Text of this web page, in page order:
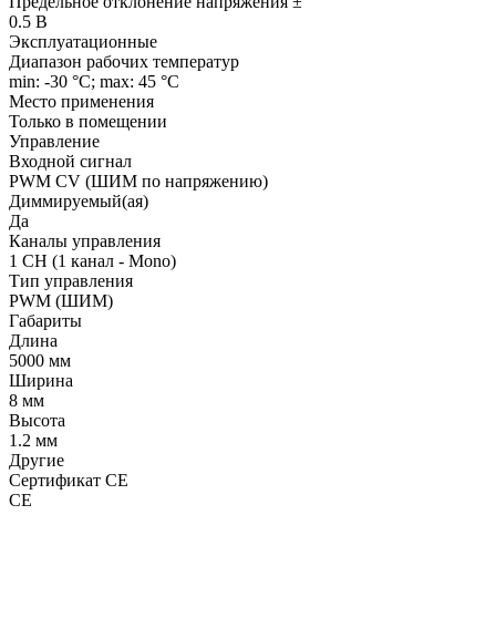
0.5 В
Эксплуатационные
Диапазон рабочих температур
min: -30 °C; max: 45 °C
Место применения
Только в помещении
Управление
Входной сигнал
PWM СV (ШИМ по напряжению)
Диммируемый(ая)
Да
Каналы управления
1 CH (1 канал - Mono)
Тип управления
PWM (ШИМ)
Габариты
Длина
5000 мм
Ширина
8 мм
Высота
1.2 мм
Другие
Сертификат CE
CE